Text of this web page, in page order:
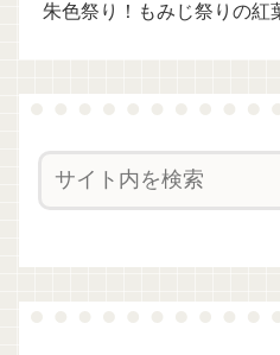
朱色祭り！もみじ祭りの紅